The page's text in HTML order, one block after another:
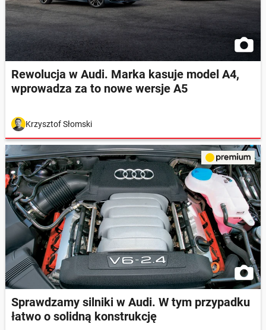
Rewolucja w Audi. Marka kasuje model A4,
wprowadza za to nowe wersje A5
Krzysztof Słomski
Sprawdzamy silniki w Audi. W tym przypadku
łatwo o solidną konstrukcję